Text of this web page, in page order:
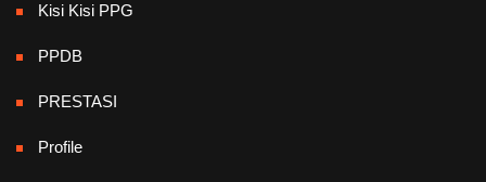
Kisi Kisi PPG
PPDB
PRESTASI
Profile